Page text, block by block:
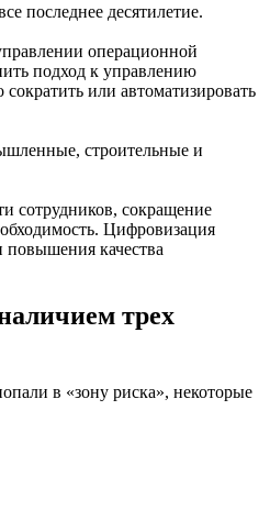
последнее десятилетие.
операционной
подход к управлению
или автоматизировать
строительные и
сотрудников, сокращение
Цифровизация
повышения качества
трех
в «зону риска», некоторые